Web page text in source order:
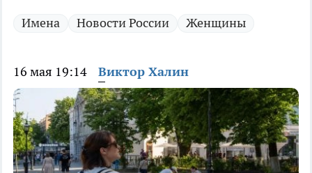
Имена Новости России Женщины
16 мая 19:14 Виктор Халин